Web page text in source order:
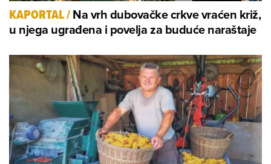
KAPORTAL/Na vrh dubovačke crkve vraćen križ,
u njega ugrađena i povelja za buduće naraštaje